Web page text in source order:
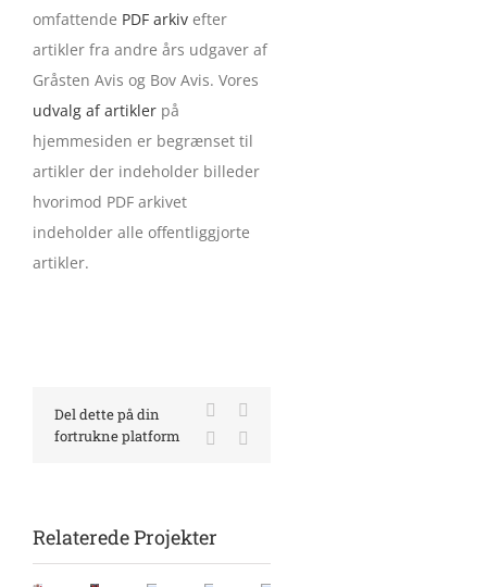
omfattende PDF arkiv efter
artikler fra andre års udgaver af
Gråsten Avis og Bov Avis. Vores
udvalg af artiklerpå
hjemmesiden er begrænset til
artikler der indeholder billeder
hvorimod PDF arkivet
indeholder alle offentliggjorte
artikler.
Del dette på din
fortrukne platform
Facebook
LinkedIn
Relaterede Projekter